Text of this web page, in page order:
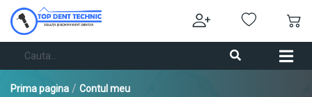
Prima pagina / Contul meu